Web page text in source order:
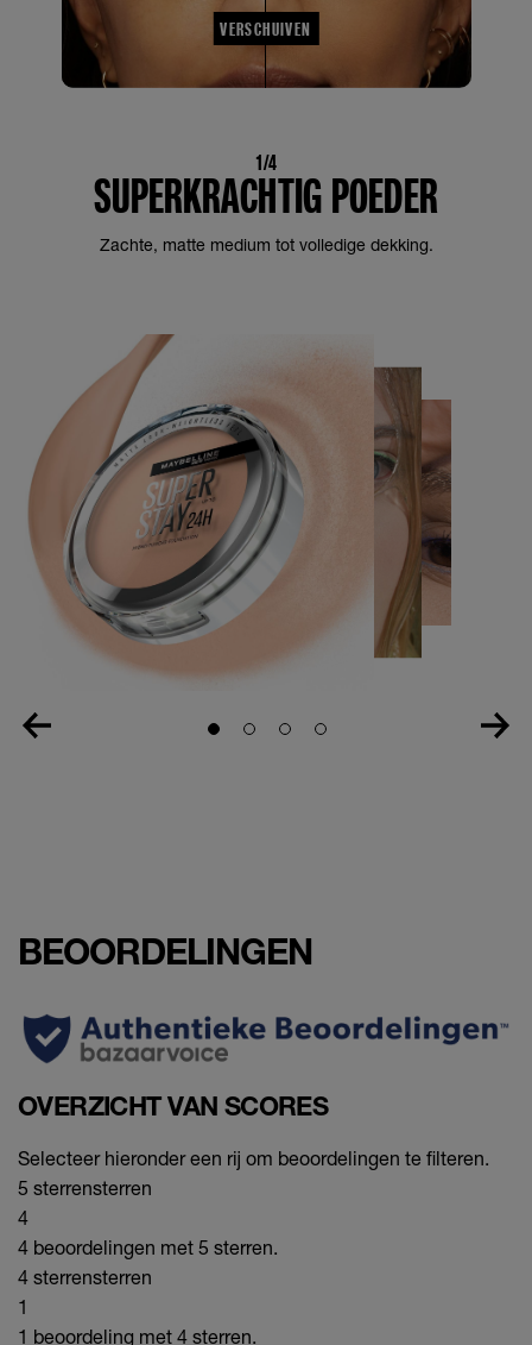
VERSCHUIVEN
1/4
SUPERKRACHTIG POEDER
Zachte, matte medium tot volledige dekking.
Slide 1Slide 2Slide 3Slide 4
BEOORDELINGEN
OVERZICHT VAN SCORES
Selecteer hieronder een rij om beoordelingen te filteren.
5 sterrensterren
4
4 beoordelingen met 5 sterren.
4 sterrensterren
1
1 beoordeling met 4 sterren.